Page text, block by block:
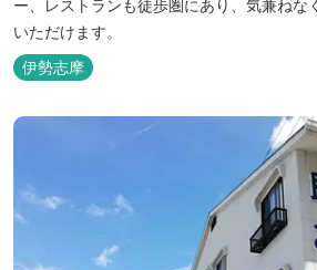
ー、レストランも徒歩圏にあり、気兼ねな
いただけます。
伊勢志摩